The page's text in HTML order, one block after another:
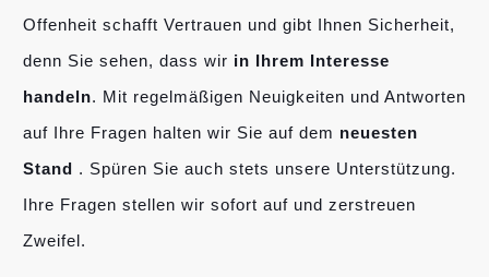
Offenheit schafft Vertrauen und gibt Ihnen Sicherheit,
denn Sie sehen, dass wir in Ihrem Interesse
handeln. Mit regelmäßigen Neuigkeiten und Antworten
auf Ihre Fragen halten wir Sie auf dem neuesten
Stand . Spüren Sie auch stets unsere Unterstützung.
Ihre Fragen stellen wir sofort auf und zerstreuen
Zweifel.